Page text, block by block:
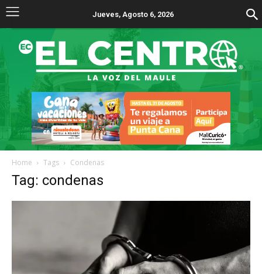
Jueves, Agosto 6, 2026
Home Tags Condenas
Tag: condenas